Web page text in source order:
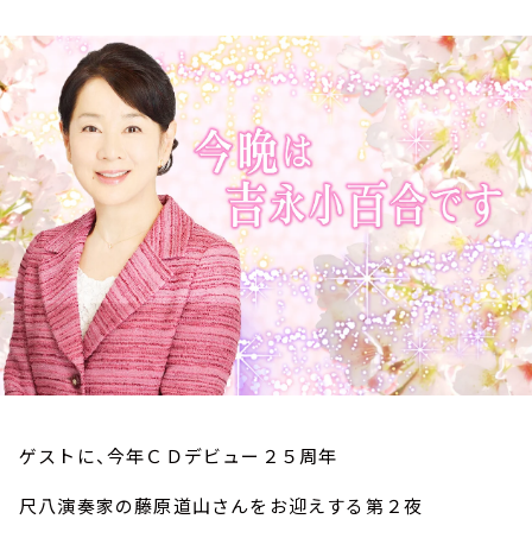
トピックス
TBS Podcast
お知らせ
イベント・グッズ
YouTube
会社情報
ゲストに、今年ＣＤデビュー２５周年
尺八演奏家の藤原道山さんをお迎えする第２夜